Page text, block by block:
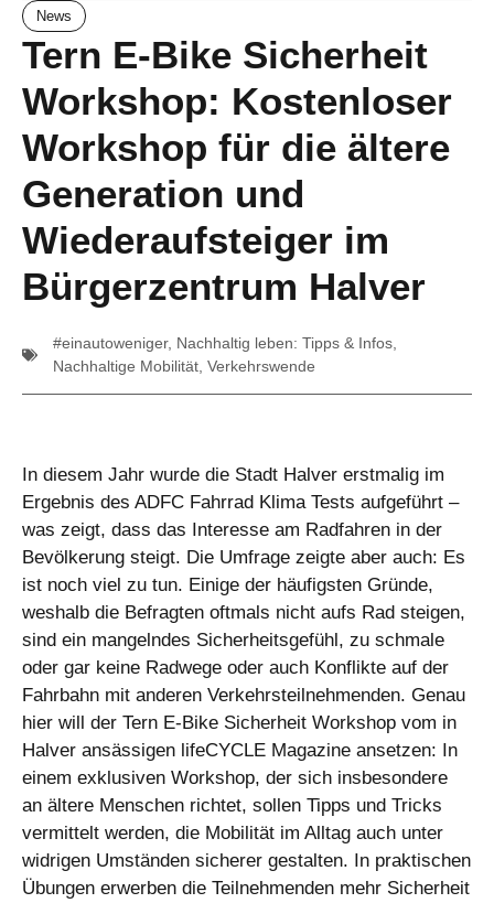
News
Tern E-Bike Sicherheit
Workshop: Kostenloser
Workshop für die ältere
Generation und
Wiederaufsteiger im
Bürgerzentrum Halver
#einautoweniger, Nachhaltig leben: Tipps & Infos
Nachhaltige Mobilität Verkehrswende
In diesem Jahr wurde die Stadt Halver erstmalig im
Ergebnis des ADFC Fahrrad Klima Tests aufgeführt –
was zeigt, dass das Interesse am Radfahren in der
Bevölkerung steigt. Die Umfrage zeigte aber auch: Es
ist noch viel zu tun. Einige der häufigsten Gründe,
weshalb die Befragten oftmals nicht aufs Rad steigen,
sind ein mangelndes Sicherheitsgefühl, zu schmale
oder gar keine Radwege oder auch Konflikte auf der
Fahrbahn mit anderen Verkehrsteilnehmenden. Genau
hier will der Tern E-Bike Sicherheit Workshop vom in
Halver ansässigen lifeCYCLE Magazine ansetzen: In
einem exklusiven Workshop, der sich insbesondere
an ältere Menschen richtet, sollen Tipps und Tricks
vermittelt werden, die Mobilität im Alltag auch unter
widrigen Umständen sicherer gestalten. In praktischen
Übungen erwerben die Teilnehmenden mehr Sicherheit